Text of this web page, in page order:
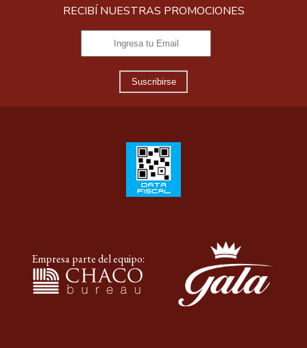
RECIBÍ NUESTRAS PROMOCIONES
Suscribirse
Empresa parte del equipo: